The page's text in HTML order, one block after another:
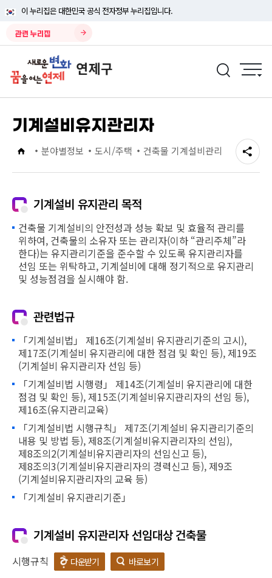
이 누리집은 대한민국 공식 전자정부 누리집입니다.
관련 누리집
기계설비유지관리자
분야별정보 도시/주택 건축물 기계설비관리
기계설비 유지관리 목적
건축물 기계설비의 안전성과 성능 확보 및 효율적 관리를
위하여, 건축물의 소유자 또는 관리자(이하 “관리주체”라
한다)는 유지관리기준을 준수할 수 있도록 유지관리자를
선임 또는 위탁하고, 기계설비에 대해 정기적으로 유지관리
및 성능점검을 실시해야 함.
관련법규
「기계설비법」 제16조(기계설비 유지관리기준의 고시),
제17조(기계설비 유지관리에 대한 점검 및 확인 등), 제19조
(기계설비 유지관리자 선임 등)
「기계설비법 시행령」 제14조(기계설비 유지관리에 대한
점검 및 확인 등), 제15조(기계설비유지관리자의 선임 등),
제16조(유지관리교육)
「기계설비법 시행규칙」 제7조(기계설비 유지관리기준의
내용 및 방법 등), 제8조(기계설비유지관리자의 선임),
제8조의2(기계설비유지관리자의 선임신고 등),
제8조의3(기계설비유지관리자의 경력신고 등), 제9조
(기계설비유지관리자의 교육 등)
「기계설비 유지관리기준」
기계설비 유지관리자 선임대상 건축물
시행규칙
다운받기 바로보기